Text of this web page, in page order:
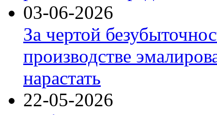
03-06-2026
За чертой
производстве
нарастать
22-05-2026